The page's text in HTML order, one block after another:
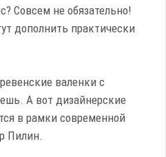
Совсем не обязательно!
дополнить практически
валенки с
А вот дизайнерские
в рамки современной
Пилин.